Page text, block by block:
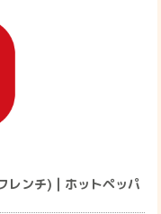
レンチ) | ホットペッパ